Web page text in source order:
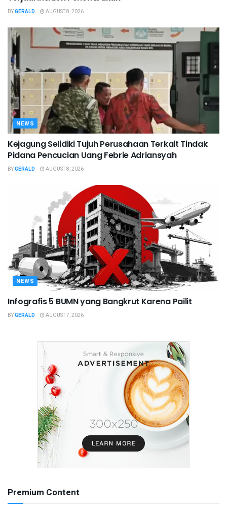
BYGERALD AUGUST 8, 2026
NEWS
Kejagung Selidiki Tujuh Perusahaan Terkait Tindak
Pidana Pencucian Uang Febrie Adriansyah
BYGERALD AUGUST 8, 2026
NEWS
Infografis 5 BUMN yang Bangkrut Karena Pailit
BYGERALD AUGUST 7, 2026
Premium Content